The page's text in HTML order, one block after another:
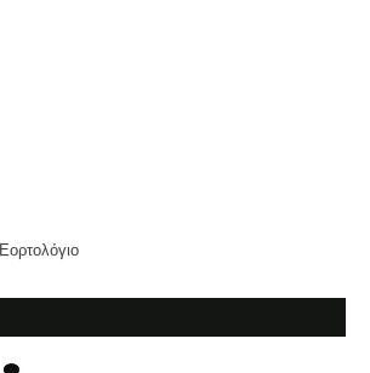
Εορτολόγιο